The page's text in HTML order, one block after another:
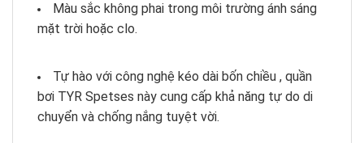
Màu sắc không phai trong môi trường ánh sáng
mặt trời hoặc clo.
Tự hào với công nghệ kéo dài bốn chiều , quần
bơi TYR Spetses này cung cấp khả năng tự do di
chuyển và chống nắng tuyệt vời.